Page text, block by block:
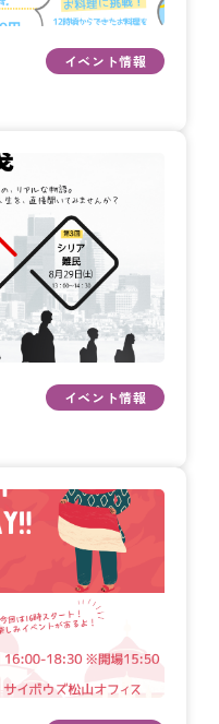
イベント情報
イベント情報